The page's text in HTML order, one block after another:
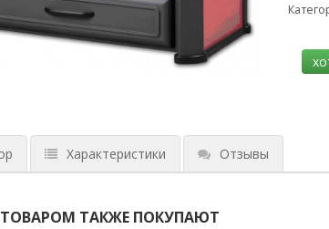
Характеристики Отзывы
ТАКЖЕ ПОКУПАЮТ